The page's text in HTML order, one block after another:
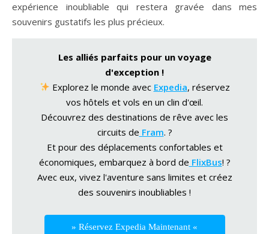
expérience inoubliable qui restera gravée dans mes
souvenirs gustatifs les plus précieux.
Les alliés parfaits pour un voyage
d'exception !
Explorez le monde avec Expedia, réservez
vos hôtels et vols en un clin d'œil.
Découvrez des destinations de rêve avec les
circuits de Fram. ?
Et pour des déplacements confortables et
économiques, embarquez à bord de FlixBus! ?
Avec eux, vivez l'aventure sans limites et créez
des souvenirs inoubliables !
» Réservez Expedia Maintenant «